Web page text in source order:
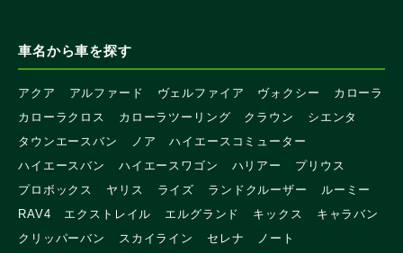
車名から車を探す
アクア アルファード ヴェルファイア ヴォクシー
カローラ
カローラクロス
カローラツーリング クラウン
シエンタ
タウンエースバン
ノア
ハイエースコミューター
ハイエースバン
ハイエースワゴン ハリアー
プリウス
プロボックス
ヤリス ライズ ランドクルーザー
ルーミー
RAV4
エクストレイル エルグランド キックス
キャラバン
クリッパーバン
スカイライン セレナ
ノート